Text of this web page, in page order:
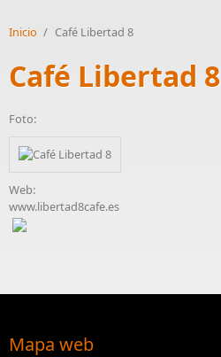
Inicio / Café Libertad 8
Café Libertad 8
Foto:
Web:
www.libertad8cafe.es
Mapa web